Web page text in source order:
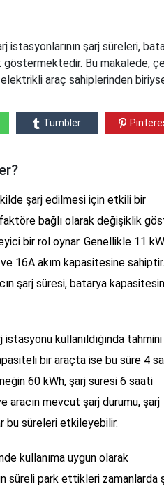
şarj süreleri,
göstermektedir. Bu makalede,
araç sahiplerinden
Tumbler
şarj edilmesi için etkili bir
bağlı olarak değişiklik
bir rol oynar. Genellikle 11
16A akım kapasitesine
şarj süresi, batarya
kullanıldığında
bir araçta ise bu süre 4
60 kWh, şarj süresi 6 saati
aracın mevcut şarj durumu, şarj
bu süreleri etkileyebilir.
kullanıma uygun olarak
süreli park ettikleri zamanlarda